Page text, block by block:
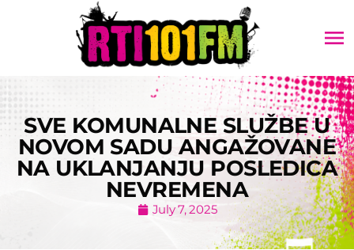
menu
SVE KOMUNALNE SLUŽBE U
NOVOM SADU ANGAŽOVANE
NA UKLANJANJU POSLEDICA
NEVREMENA
July 7, 2025